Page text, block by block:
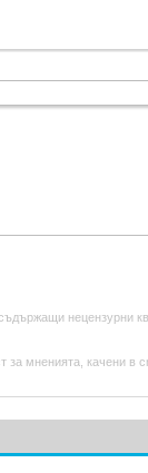
нецензурни
мненията, качени в